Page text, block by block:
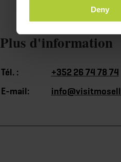
Deny
Plus d'information
Tél. :
+352 26 74 78 74
E-mail: